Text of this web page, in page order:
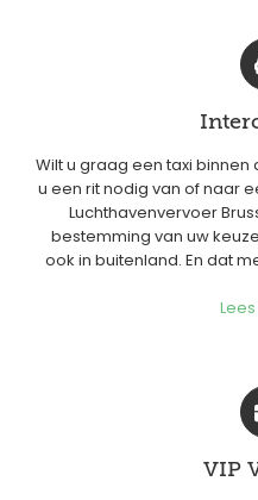
Wilt u graag een taxi
u een rit nodig van of naar
Luchthavenvervoer
bestemming van uw
ook in buitenland. En dat
VIP